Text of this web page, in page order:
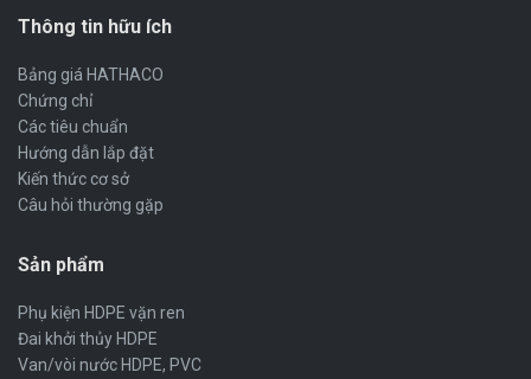
Thông tin hữu ích
Bảng giá HATHACO
Chứng chỉ
Các tiêu chuẩn
Hướng dẫn lắp đặt
Kiến thức cơ sở
Câu hỏi thường gặp
Sản phẩm
Phụ kiện HDPE vặn ren
Đai khởi thủy HDPE
Van/vòi nước HDPE, PVC